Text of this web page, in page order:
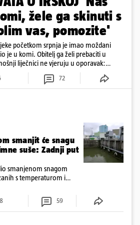
žele ga skinuti s
vas, pomozite'
početkom srpnja je imao moždani
je u komi. Obitelj ga želi prebaciti u
liječnici ne vjeruju u oporavak:
72
smanjit će snagu
suše: Zadnji put
smanjenom snagom
s temperaturom i
više od 90 dana.
8 59